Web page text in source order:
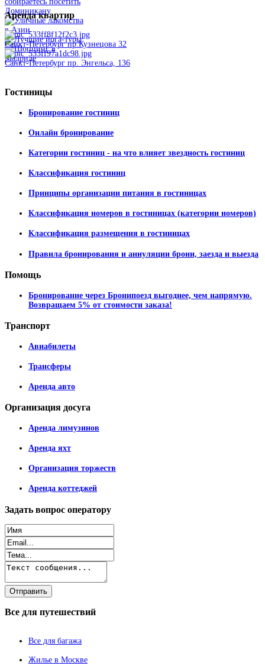
Арендаквартир
Санкт-Петербург пр.Кузнецова 32
Санкт-Петербург пр. Энгельса, 136
Гостиницы
Бронирование гостиниц
Онлайн бронирование
Категории гостиниц - на что влияет звездность гостиниц
Классификация гостиниц
Принципы организации питания в гостиницах
Классификация номеров в гостиницах (категории номеров)
Классификация размещения в гостиницах
Правила бронирования и аннуляции брони, заезда и выезда
Помощь
Бронирование через Бронипоезд выгоднее, чем напрямую.
Возвращаем 5% от стоимости заказа!
Транспорт
Авиабилеты
Трансферы
Аренда авто
Организация досуга
Аренда лимузинов
Аренда яхт
Организация торжеств
Аренда коттеджей
Задать вопрос оператору
Все для путешествий
Все для багажа
Жилье в Москве